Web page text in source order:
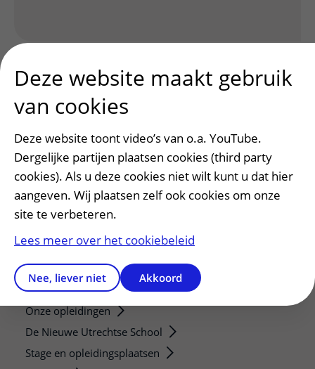
Patiënt en bezoek
Afspraak maken of wijzigen
Voorbereiden op uw afspraak
Wijzigen patiëntgegevens
Opvragen kopie dossier
Onderwijs en onderzoek
Onze opleidingen
De Nieuwe Utrechtse School
Stage en opleidingsplaatsen
Deze website maakt gebruik
van cookies
Deze website toont video’s van o.a. YouTube.
Dergelijke partijen plaatsen cookies (third party
cookies). Als u deze cookies niet wilt kunt u dat hier
aangeven. Wij plaatsen zelf ook cookies om onze
site te verbeteren.
Lees meer over het cookiebeleid
Nee, liever niet Akkoord